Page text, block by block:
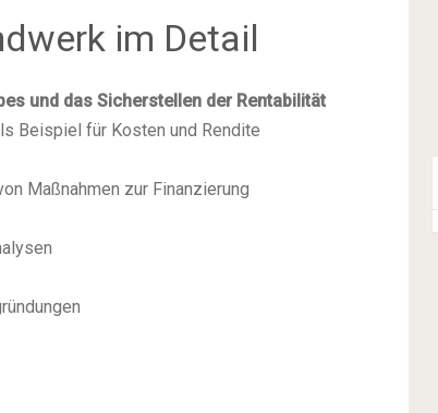
im Detail
und das Sicherstellen der Rentabilität
Beispiel für Kosten und Rendite
Maßnahmen zur Finanzierung